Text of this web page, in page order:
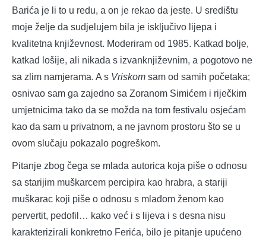
Barića je li to u redu, a on je rekao da jeste. U središtu
moje želje da sudjelujem bila je isključivo lijepa i
kvalitetna književnost. Moderiram od 1985. Katkad bolje,
katkad lošije, ali nikada s izvanknjiževnim, a pogotovo ne
sa zlim namjerama. A s Vriskom sam od samih početaka;
osnivao sam ga zajedno sa Zoranom Simićem i riječkim
umjetnicima tako da se možda na tom festivalu osjećam
kao da sam u privatnom, a ne javnom prostoru što se u
ovom slučaju pokazalo pogreškom.
Pitanje zbog čega se mlada autorica koja piše o odnosu
sa starijim muškarcem percipira kao hrabra, a stariji
muškarac koji piše o odnosu s mlađom ženom kao
pervertit, pedofil… kako već i s lijeva i s desna nisu
karakterizirali konkretno Ferića, bilo je pitanje upućeno